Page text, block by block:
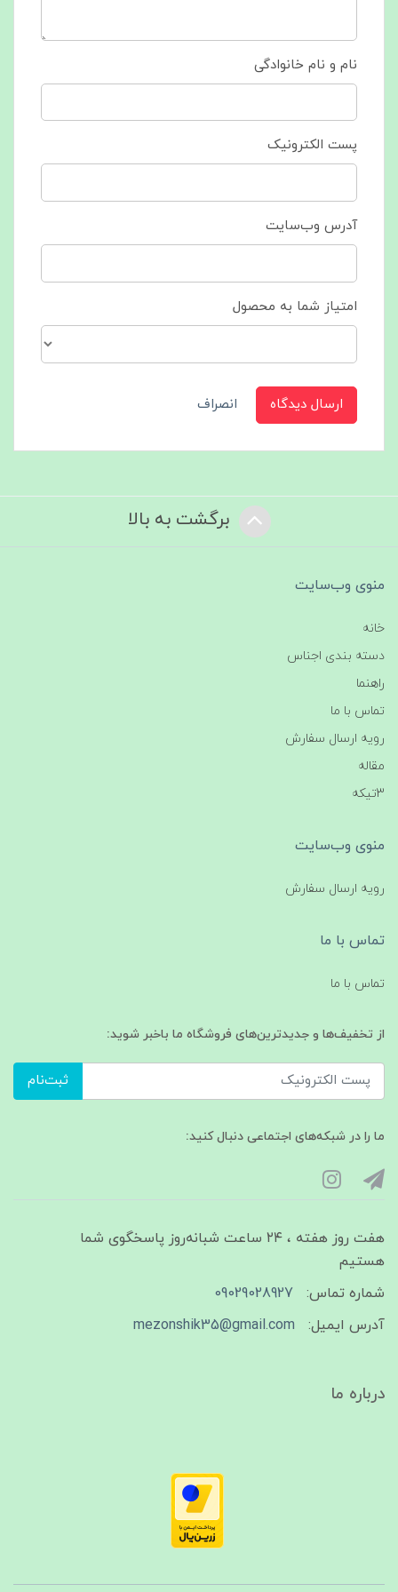
نام و نام خانوادگی
پست الکترونیک
آدرس وب‌سایت
امتیاز شما به محصول
ارسال دیدگاه انصراف
برگشت به بالا
منوی وب‌سایت
خانه
دسته بندی اجناس
راهنما
تماس با ما
رویه ارسال سفارش
مقاله
3تیکه
منوی وب‌سایت
رویه ارسال سفارش
تماس با ما
تماس با ما
از تخفیف‌ها و جدیدترین‌های فروشگاه ما باخبر شوید:
ثبت‌نام
ما را در شبکه‌های اجتماعی دنبال کنید:
هفت روز هفته ، ۲۴ ساعت شبانه‌روز پاسخگوی شما
هستیم
شماره تماس:
09029028927
آدرس ایمیل:
mezonshik35@gmail.com
درباره ما